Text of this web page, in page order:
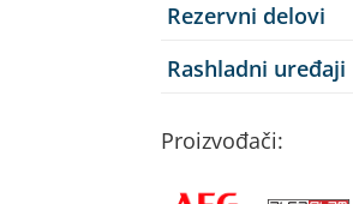
Rezervni delovi
Rashladni uređaji
Proizvođači: